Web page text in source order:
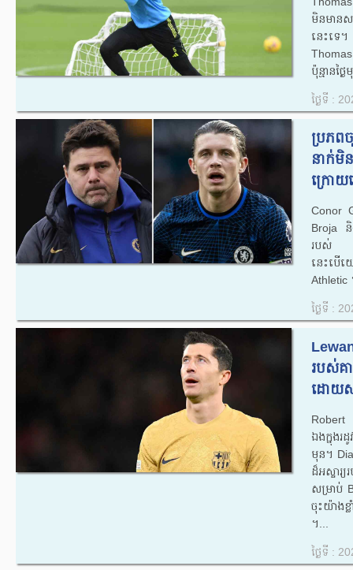
មិនមានស
នេះទេ
ប៉ុន្មានថ្ង
ថ្ងៃទី :
ប្រភព
នាក់មិ
ក្រោយ
Conor
Broja និ
របស់
នេះបើ
Athletic
ថ្ងៃទី :
របស់គ
ដោយស
Robert
ឯង​ក្នុង​រដូ
មុន។
ដ៏អស្ចារ្
សម្រាប់
ចុះយ៉ាងខ្
។...
ថ្ងៃទី :